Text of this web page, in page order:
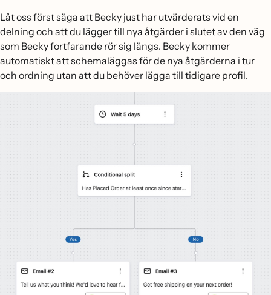
Låt oss först säga att Becky just har utvärderats vid en
delning och att du lägger till nya åtgärder i slutet av den väg
som Becky fortfarande rör sig längs. Becky kommer
automatiskt att schemaläggas för de nya åtgärderna i tur
och ordning utan att du behöver lägga till tidigare profil.